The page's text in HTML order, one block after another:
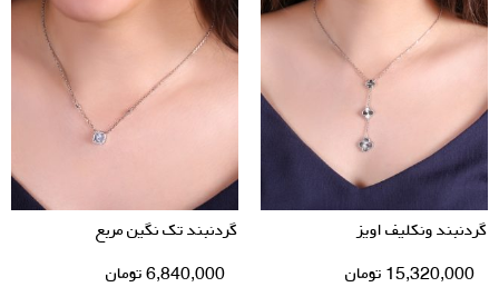
گردنبند ونکلیف اویز
15,320,000 تومان
گردنبند تک نگین مربع
6,840,000تومان